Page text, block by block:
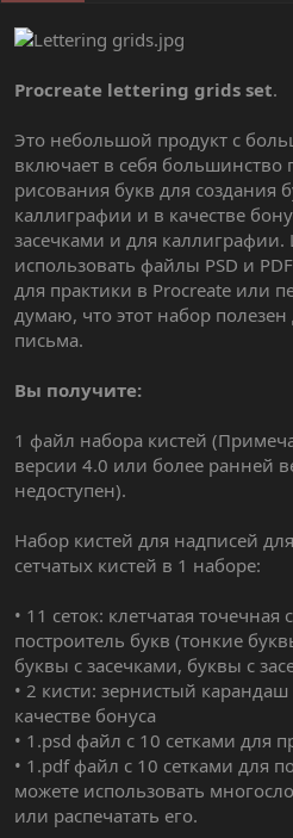
я
Procreate lettering grids set.
Это небольшой продукт с
включает в себя большинство
рисования букв для создания
каллиграфии и в качестве
засечками и для
использовать файлы PSD и
для практики в Procreate или
думаю, что этот набор
письма.
Вы получите:
1 файл набора кистей
версии 4.0 или более ранней
недоступен).
Набор кистей для надписей
сетчатых кистей в 1 наборе:
• 11 сеток: клетчатая точечная
построитель букв (тонкие
буквы с засечками, буквы с
• 2 кисти: зернистый
качестве бонуса
• 1.psd файл с 10 сетками для
• 1.pdf файл с 10 сетками для
можете использовать
или распечатать его.